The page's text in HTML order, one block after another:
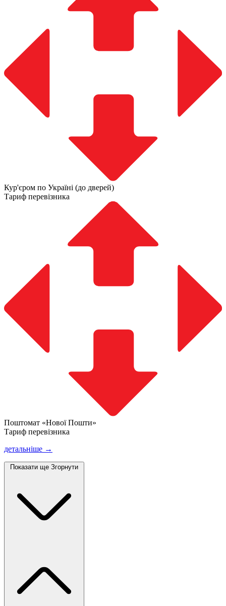
Кур'єром по Україні (до дверей)
Тариф перевізника
Поштомат «Нової Пошти»
Тариф перевізника
детальніше →
Показати ще Згорнути